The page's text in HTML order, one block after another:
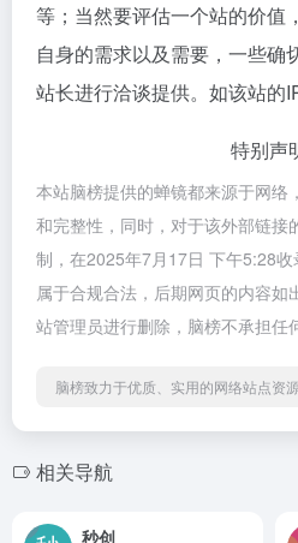
等；当然要评估一个站的价值
自身的需求以及需要，一些确
站长进行洽谈提供。如该站的
特别声
本站脑榜提供的蝉镜都来源于网络
和完整性，同时，对于该外部链接
制，在2025年7月17日 下午5:28
属于合规合法，后期网页的内容如
站管理员进行删除，脑榜不承担任
脑榜致力于优质、实用的网络站点资
相关导航
秒创